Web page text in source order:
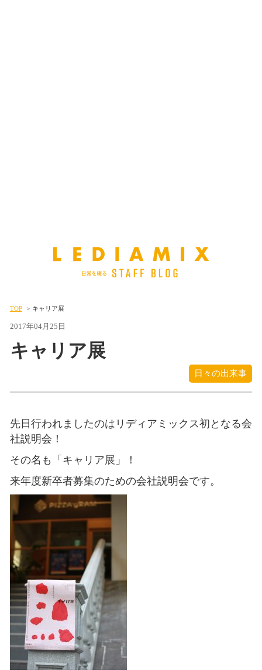
TOP キャリア展
2017年04月25日
キャリア展
日々の出来事
先日行われましたのはリディアミックス初となる会
社説明会！
その名も「キャリア展」！
来年度新卒者募集のための会社説明会です。